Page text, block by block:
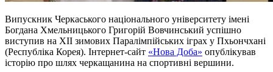
Випускник Черкаського національного університету імені
Богдана Хмельницького Григорій Вовчинський успішно
виступив на XII зимових Паралімпійських іграх у Пхьончхані
(Республіка Корея). Інтернет-сайт «Нова Доба» опублікував
історію про шлях черкащанина на спортивні вершини.